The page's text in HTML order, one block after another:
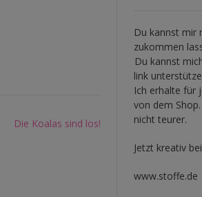
Die Koalas sind los!
Du kannst mir
zukommen
Du kannst
link
Ich erhalte für
von dem
nicht teurer.
Jetzt kreativ
www.stoffe.de